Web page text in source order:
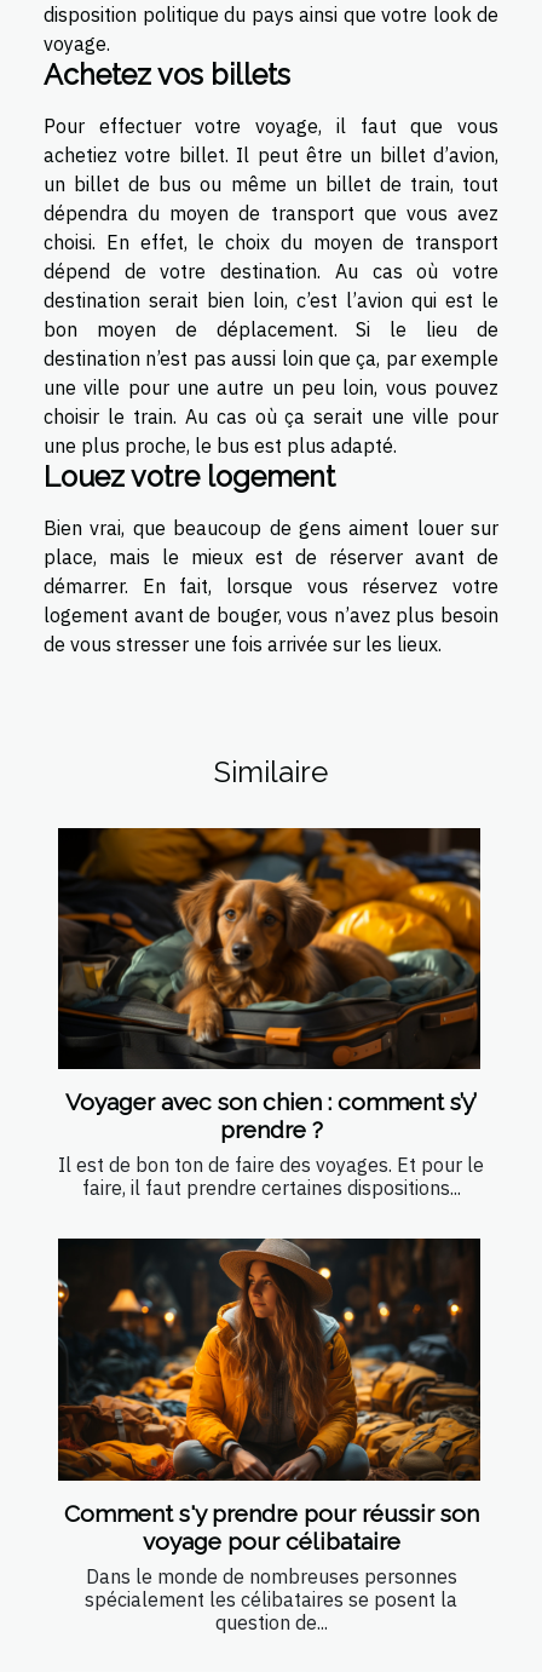
disposition politique du pays ainsi que votre look de
voyage.
Achetez vos billets
Pour effectuer votre voyage, il faut que vous
achetiez votre billet. Il peut être un billet d’avion,
un billet de bus ou même un billet de train, tout
dépendra du moyen de transport que vous avez
choisi. En effet, le choix du moyen de transport
dépend de votre destination. Au cas où votre
destination serait bien loin, c’est l’avion qui est le
bon moyen de déplacement. Si le lieu de
destination n’est pas aussi loin que ça, par exemple
une ville pour une autre un peu loin, vous pouvez
choisir le train. Au cas où ça serait une ville pour
une plus proche, le bus est plus adapté.
Louez votre logement
Bien vrai, que beaucoup de gens aiment louer sur
place, mais le mieux est de réserver avant de
démarrer. En fait, lorsque vous réservez votre
logement avant de bouger, vous n’avez plus besoin
de vous stresser une fois arrivée sur les lieux.
Similaire
Voyager avec son chien : comment s’y’
prendre ?
Il est de bon ton de faire des voyages. Et pour le
faire, il faut prendre certaines dispositions...
Comment s'y prendre pour réussir son
voyage pour célibataire
Dans le monde de nombreuses personnes
spécialement les célibataires se posent la
question de...